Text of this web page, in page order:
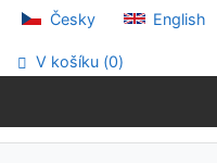
Česky English
V košíku (0)